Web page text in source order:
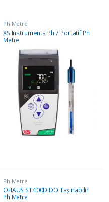
Ph Metre
XS Instruments Ph 7 Portatif Ph
Metre
Ph Metre
OHAUS ST400D DO Taşınabilir
Ph Metre